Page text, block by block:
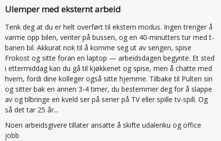
Ulemper med eksternt arbeid
Tenk deg at du er helt overført til ekstern modus. Ingen trenger å
varme opp bilen, venter på bussen, og en 40-minutters tur med t-
banen bil. Akkurat nok til å komme seg ut av sengen, spise
Frokost og sitte foran en laptop — arbeidsdagen begynte. Et sted
i ettermiddag kan du gå til kjøkkenet og spise, men å chatte med
hvem, fordi dine kolleger også sitte hjemme. Tilbake til Pulten sin
og sitter bak en annen 3-4 timer, du bestemmer deg for å slappe
av og tilbringe en kveld ser på serier på TV eller spille tv-spill. Og
så det tar 25 år...
Noen arbeidsgivere tillater ansatte å skifte udalenku og office
jobb